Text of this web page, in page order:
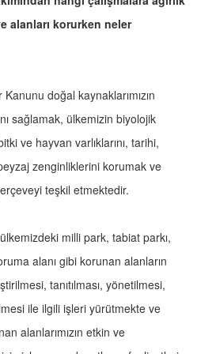
alanları korurken neler
doğal kaynaklarımızın
sağlamak, ülkemizin biyolojik
ve hayvan varlıklarını, tarihi,
zenginliklerini korumak ve
teşkil etmektedir.
milli park, tabiat parkı,
alanı gibi korunan alanların
tanıtılması, yönetilmesi,
ile ilgili işleri yürütmekte ve
alanlarımızın etkin ve